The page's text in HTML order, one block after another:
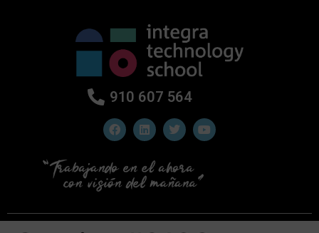
910 607 564